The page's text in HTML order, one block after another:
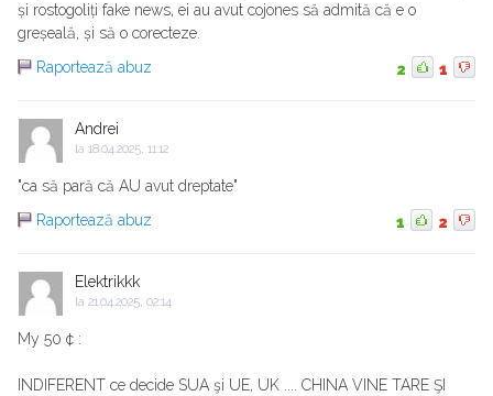
și rostogoliți fake news, ei au avut cojones să admită că e o
greșeală, și să o corecteze.
Raportează abuz
2 1
Andrei
la 18.04.2025, 11:12
"ca să pară că AU avut dreptate"
Raportează abuz
1 2
Elektrikkk
la 21.04.2025, 02:14
My 50 ¢ :
INDIFERENT ce decide SUA şi UE, UK .... CHINA VINE TARE ŞI